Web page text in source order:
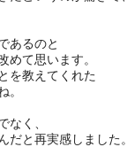
あるのと
めて思います。
を教えてくれた
。
なく、
と再実感しました。